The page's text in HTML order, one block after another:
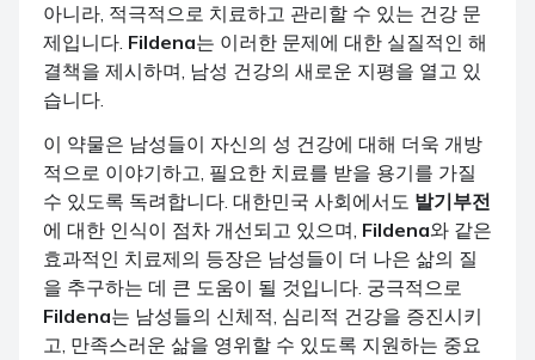
아니라, 적극적으로 치료하고 관리할 수 있는 건강 문
제입니다. Fildena는 이러한 문제에 대한 실질적인 해
결책을 제시하며, 남성 건강의 새로운 지평을 열고 있
습니다.
이 약물은 남성들이 자신의 성 건강에 대해 더욱 개방
적으로 이야기하고, 필요한 치료를 받을 용기를 가질
수 있도록 독려합니다. 대한민국 사회에서도 발기부전
에 대한 인식이 점차 개선되고 있으며, Fildena와 같은
효과적인 치료제의 등장은 남성들이 더 나은 삶의 질
을 추구하는 데 큰 도움이 될 것입니다. 궁극적으로
Fildena는 남성들의 신체적, 심리적 건강을 증진시키
고, 만족스러운 삶을 영위할 수 있도록 지원하는 중요